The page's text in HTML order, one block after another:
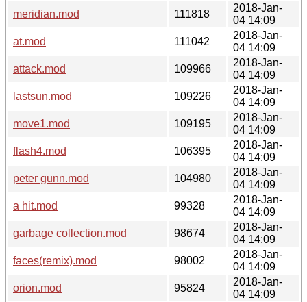
meridian.mod
111818
2018-Jan-
04 14:09
at.mod
111042
2018-Jan-
04 14:09
attack.mod
109966
2018-Jan-
04 14:09
lastsun.mod
109226
2018-Jan-
04 14:09
move1.mod
109195
2018-Jan-
04 14:09
flash4.mod
106395
2018-Jan-
04 14:09
peter gunn.mod
104980
2018-Jan-
04 14:09
a hit.mod
99328
2018-Jan-
04 14:09
garbage collection.mod
98674
2018-Jan-
04 14:09
faces(remix).mod
98002
2018-Jan-
04 14:09
orion.mod
95824
2018-Jan-
04 14:09